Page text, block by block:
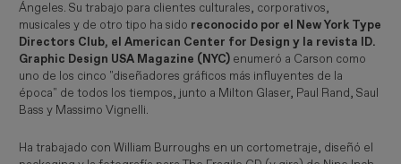
Ángeles. Su trabajo para clientes culturales, corporativos,
musicales y de otro tipo ha sido reconocido por el New York Type
Directors Club, el American Center for Design y la revista ID.
Graphic Design USA Magazine (NYC) enumeró a Carson como
uno de los cinco "diseñadores gráficos más influyentes de la
época" de todos los tiempos, junto a Milton Glaser, Paul Rand, Saul
Bass y Massimo Vignelli.
Ha trabajado con William Burroughs en un cortometraje, diseñó el